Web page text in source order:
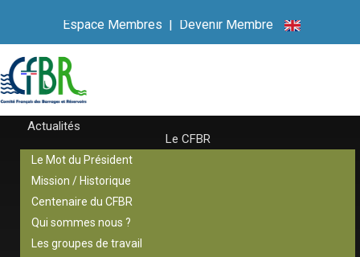
Espace Membres | Devenir Membre
Actualités
Le CFBR
Le Mot du Président
Mission / Historique
Centenaire du CFBR
Qui sommes nous ?
Les groupes de travail